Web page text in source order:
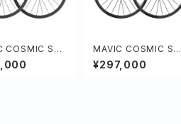
COSMIC SL
MAVIC COSMIC SLR
32 DISC
¥297,000